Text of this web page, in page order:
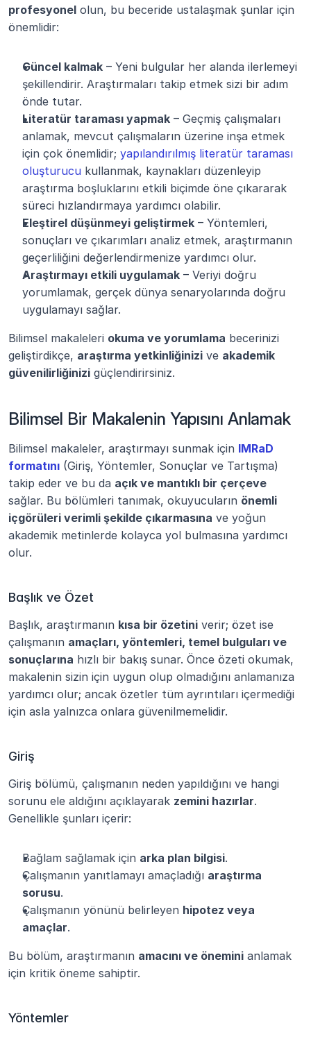
profesyonel olun, bu beceride ustalaşmak şunlar için
önemlidir:
Güncel kalmak – Yeni bulgular her alanda ilerlemeyi
şekillendirir. Araştırmaları takip etmek sizi bir adım
önde tutar.
Literatür taraması yapmak – Geçmiş çalışmaları
anlamak, mevcut çalışmaların üzerine inşa etmek
için çok önemlidir; yapılandırılmış literatür taraması
oluşturucu kullanmak, kaynakları düzenleyip
araştırma boşluklarını etkili biçimde öne çıkararak
süreci hızlandırmaya yardımcı olabilir.
Eleştirel düşünmeyi geliştirmek – Yöntemleri,
sonuçları ve çıkarımları analiz etmek, araştırmanın
geçerliliğini değerlendirmenize yardımcı olur.
Araştırmayı etkili uygulamak – Veriyi doğru
yorumlamak, gerçek dünya senaryolarında doğru
uygulamayı sağlar.
Bilimsel makaleleri okuma ve yorumlama becerinizi
geliştirdikçe, araştırma yetkinliğinizi ve akademik
güvenilirliğinizi güçlendirirsiniz.
Bilimsel Bir Makalenin Yapısını Anlamak
Bilimsel makaleler, araştırmayı sunmak için IMRaD
formatını (Giriş, Yöntemler, Sonuçlar ve Tartışma)
takip eder ve bu da açık ve mantıklı bir çerçeve
sağlar. Bu bölümleri tanımak, okuyucuların önemli
içgörüleri verimli şekilde çıkarmasına ve yoğun
akademik metinlerde kolayca yol bulmasına yardımcı
olur.
Başlık ve Özet
Başlık, araştırmanın kısa bir özetini verir; özet ise
çalışmanın amaçları, yöntemleri, temel bulguları ve
sonuçlarına hızlı bir bakış sunar. Önce özeti okumak,
makalenin sizin için uygun olup olmadığını anlamanıza
yardımcı olur; ancak özetler tüm ayrıntıları içermediği
için asla yalnızca onlara güvenilmemelidir.
Giriş
Giriş bölümü, çalışmanın neden yapıldığını ve hangi
sorunu ele aldığını açıklayarak zemini hazırlar.
Genellikle şunları içerir:
Bağlam sağlamak için arka plan bilgisi.
Çalışmanın yanıtlamayı amaçladığı araştırma
sorusu.
Çalışmanın yönünü belirleyen hipotez veya
amaçlar.
Bu bölüm, araştırmanın amacını ve önemini anlamak
için kritik öneme sahiptir.
Yöntemler